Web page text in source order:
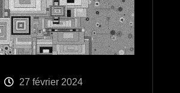
27 février 2024